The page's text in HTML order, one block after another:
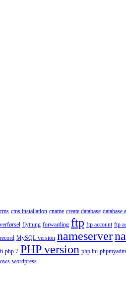
cms cms installation cname create database database
flytning forwarding ftp ftp account ftp
MySQL version nameserver
php 7 PHP version php.ini
wordpress